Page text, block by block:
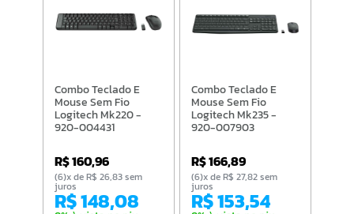
Combo Teclado E
Mouse Sem Fio
Logitech Mk220 -
920-004431
R$ 160,96
R$ 148,08
(6)x de R$ 26,83 sem
juros
Combo Teclado E
Mouse Sem Fio
Logitech Mk235 -
920-007903
R$ 166,89
R$ 153,54
(6)x de R$ 27,82 sem
juros